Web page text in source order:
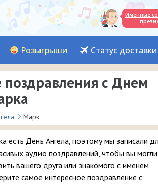
Именные
Розыгрыши Статус доставки
с Днем
Марк
есть День Ангела, поэтому мы записали
аудио поздравлений, чтобы вы могли
вашего друга или знакомого с именем
самое интересное поздравление с